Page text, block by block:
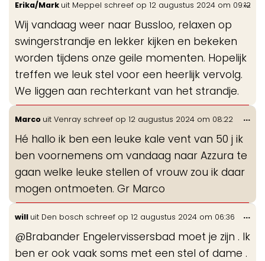
gastenboek-
lijst
Erika/Mark uit Meppel schreef op 12 augustus 2024 om 09:12
Wij vandaag weer naar Bussloo, relaxen op
swingerstrandje en lekker kijken en bekeken
worden tijdens onze geile momenten. Hopelijk
treffen we leuk stel voor een heerlijk vervolg.
We liggen aan rechterkant van het strandje.
...
Marco uit Venray schreef op 12 augustus 2024 om 08:22
Hé hallo ik ben een leuke kale vent van 50 j ik
ben voornemens om vandaag naar Azzura te
gaan welke leuke stellen of vrouw zou ik daar
mogen ontmoeten. Gr Marco
...
will uit Den bosch schreef op 12 augustus 2024 om 06:36
@Brabander Engelervissersbad moet je zijn . Ik
ben er ook vaak soms met een stel of dame .
...